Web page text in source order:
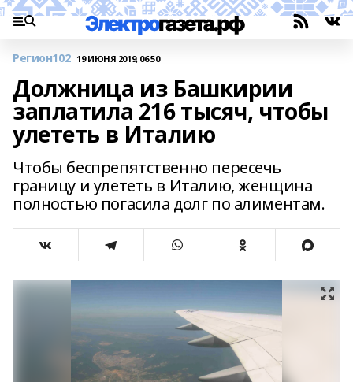
Регион102 19 ИЮНЯ 2019, 06:50
Должница из Башкирии
заплатила 216 тысяч, чтобы
улететь в Италию
Чтобы беспрепятственно пересечь
границу и улететь в Италию, женщина
полностью погасила долг по алиментам.